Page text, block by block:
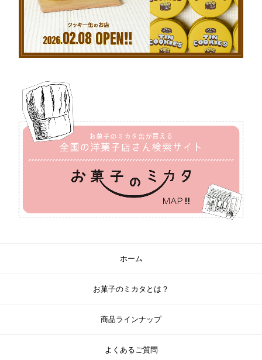
ホーム
お菓子のミカタとは？
商品ラインナップ
よくあるご質問